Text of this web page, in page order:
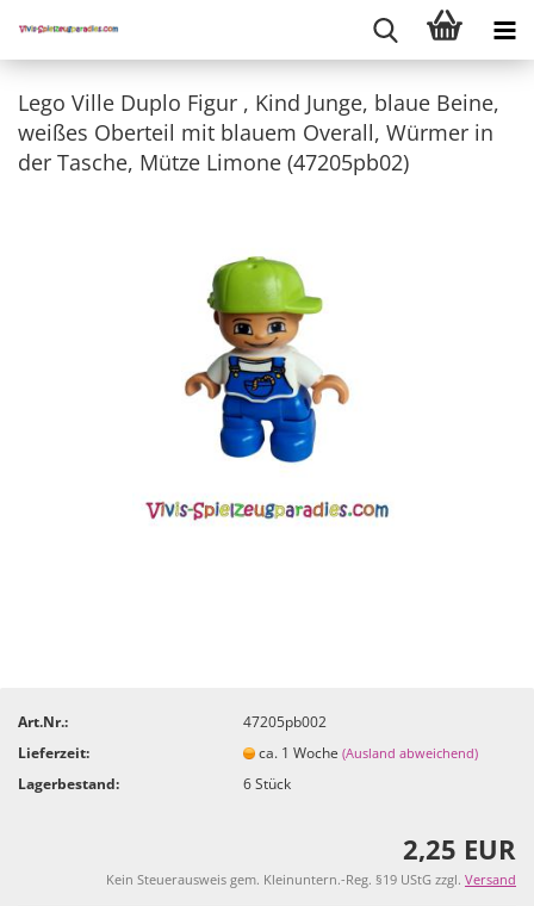
Lego Ville Duplo Figur , Kind Junge, blaue Beine,
weißes Oberteil mit blauem Overall, Würmer in
der Tasche, Mütze Limone (47205pb02)
Art.Nr.:
47205pb002
Lieferzeit:
ca. 1 Woche(Ausland abweichend)
Lagerbestand: 6Stück
2,25 EUR
Kein Steuerausweis gem. Kleinuntern.-Reg. §19 UStG zzgl. Versand